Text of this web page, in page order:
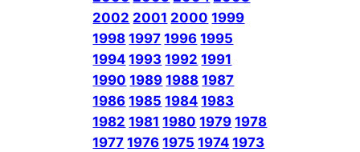
2002 2001 2000 1999
1998 1997 1996 1995
1994 1993 1992 1991
1990 1989 1988 1987
1986 1985 1984 1983
1982 1981 1980 1979 1978
1977 1976 1975 1974 1973